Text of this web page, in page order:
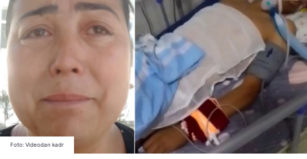
Foto: Videodan kadr